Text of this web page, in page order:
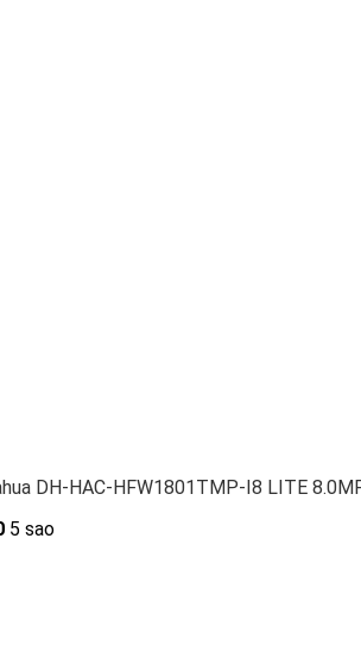
DH-HAC-HFW1801TMP-I8 LITE
5 sao